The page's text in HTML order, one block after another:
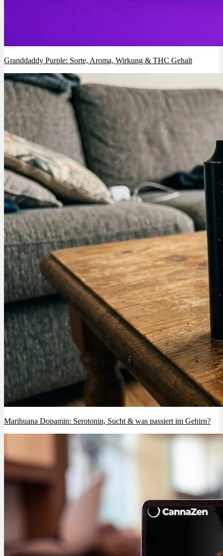
Granddaddy Purple: Sorte, Aroma, Wirkung & THC Gehalt
Marihuana Dopamin: Serotonin, Sucht & was passiert im Gehirn?